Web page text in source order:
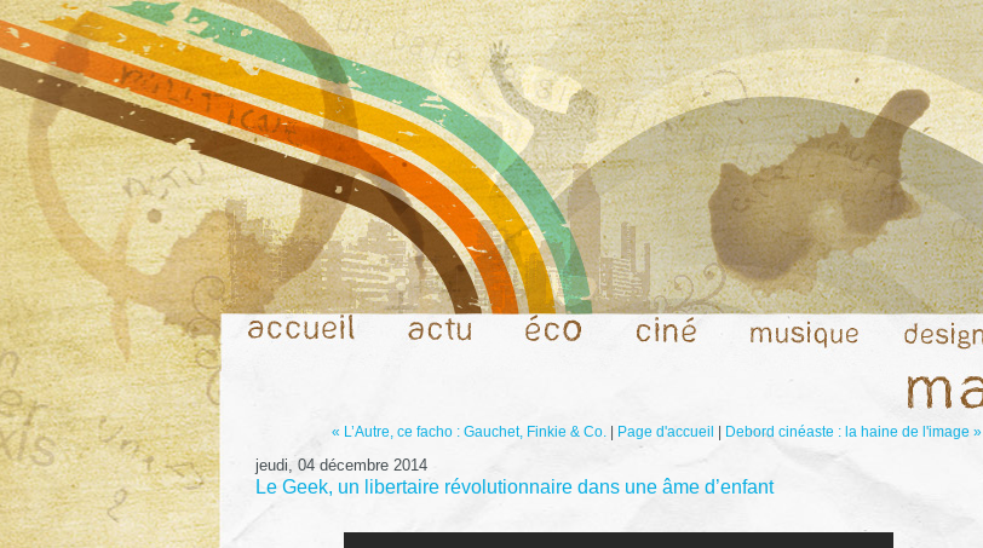
« L’Autre, ce facho : Gauchet, Finkie & Co.| Page d'accueil Debord cinéaste : la haine de l'image »
jeudi, 04 décembre 2014
Le Geek, un libertaire révolutionnaire dans une âme d’enfant